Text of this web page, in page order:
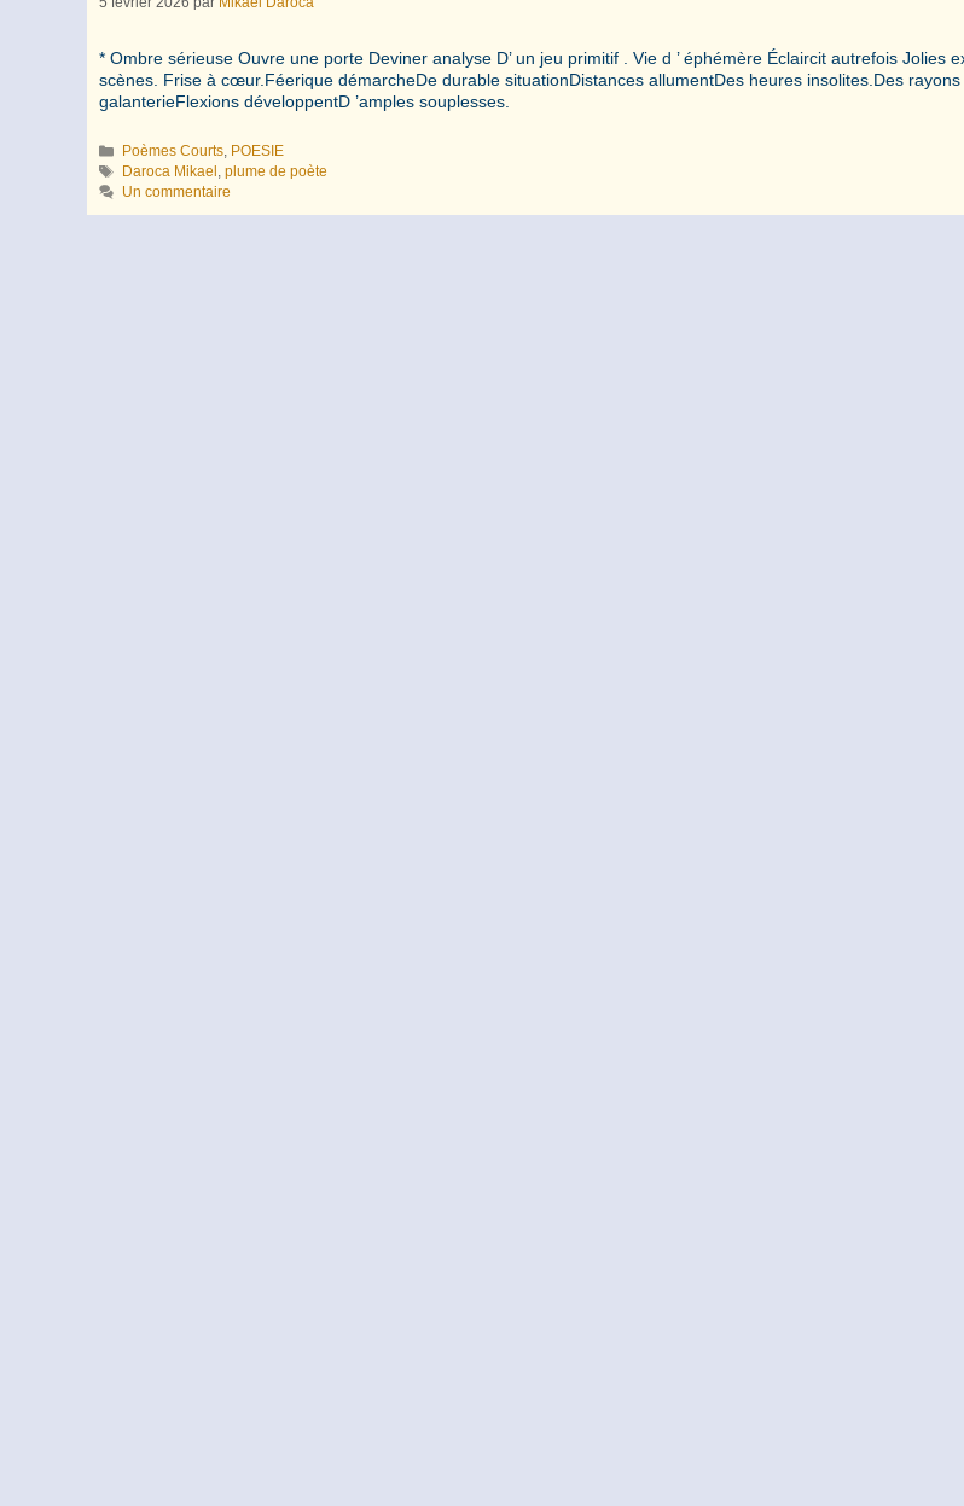
* Ombre sérieuse Ouvre une porte Deviner analyse D’ un jeu primitif . Vie d ’ éphémère Éclaircit autrefois Jolies
scènes. Frise à cœur.Féerique démarcheDe durable situationDistances allumentDes heures insolites.Des rayons
galanterieFlexions développentD ’amples souplesses.
Catégories
Poèmes Courts, POESIE
Étiquettes
Daroca Mikael ,plume de poète
Un commentaire